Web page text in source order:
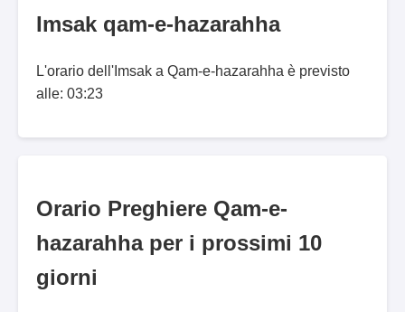
Imsak qam-e-hazarahha
L'orario dell'Imsak a Qam-e-hazarahha è previsto
alle: 03:23
Orario Preghiere Qam-e-
hazarahha per i prossimi 10
giorni